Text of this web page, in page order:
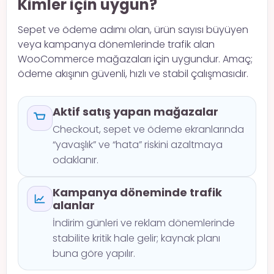
Kimler için uygun?
Sepet ve ödeme adımı olan, ürün sayısı büyüyen
veya kampanya dönemlerinde trafik alan
WooCommerce mağazaları için uygundur. Amaç;
ödeme akışının güvenli, hızlı ve stabil çalışmasıdır.
Aktif satış yapan mağazalar
Checkout, sepet ve ödeme ekranlarında
“yavaşlık” ve “hata” riskini azaltmaya
odaklanır.
Kampanya döneminde trafik
alanlar
İndirim günleri ve reklam dönemlerinde
stabilite kritik hale gelir; kaynak planı
buna göre yapılır.